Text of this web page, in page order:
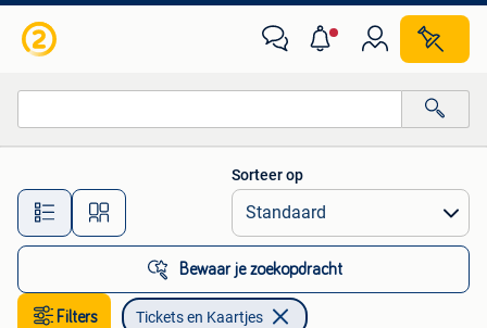
Alle afstanden…
Sorteer op
Bewaar je zoekopdracht
Filters Tickets en Kaartjes